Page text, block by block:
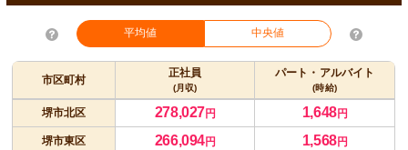
平均値 中央値
市区町村
正社員
(月収)
パート・アルバイト
(時給)
堺市北区 278,027円 1,648円
堺市東区 266,094円 1,568円